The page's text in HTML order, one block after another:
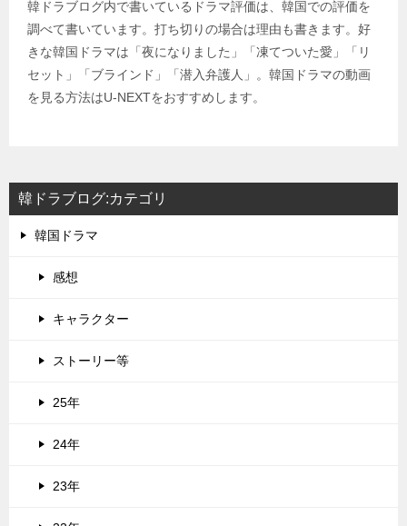
韓ドラブログ内で書いているドラマ評価は、韓国での評価を
調べて書いています。打ち切りの場合は理由も書きます。好
きな韓国ドラマは「夜になりました」「凍てついた愛」「リ
セット」「ブラインド」「潜入弁護人」。韓国ドラマの動画
を見る方法はU-NEXTをおすすめします。
韓ドラブログ:カテゴリ
韓国ドラマ
感想
キャラクター
ストーリー等
25年
24年
23年